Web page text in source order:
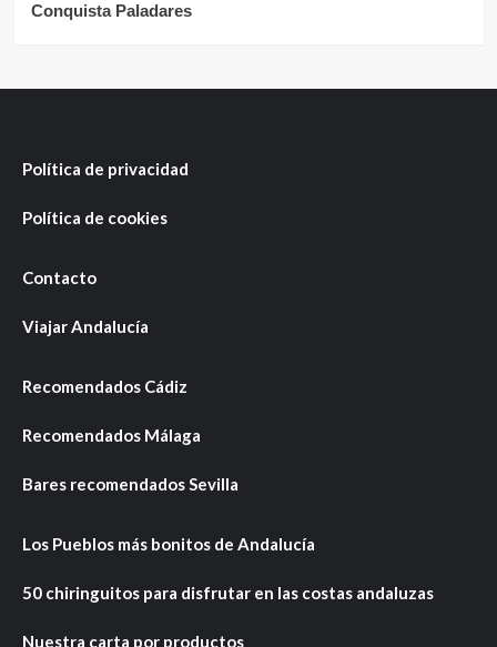
Conquista Paladares
Política de privacidad
Política de cookies
Contacto
Viajar Andalucía
Recomendados Cádiz
Recomendados Málaga
Bares recomendados Sevilla
Los Pueblos más bonitos de Andalucía
50 chiringuitos para disfrutar en las costas andaluzas
Nuestra carta por productos